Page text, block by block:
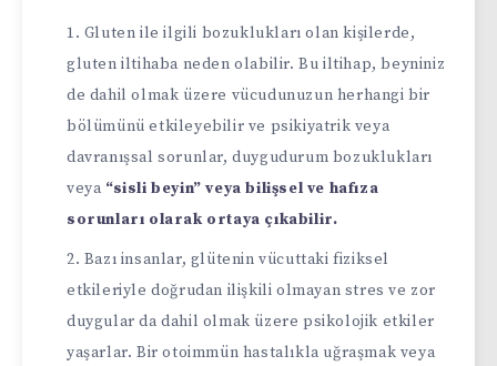
Gluten ile ilgili bozuklukları olan kişilerde,
gluten iltihaba neden olabilir. Bu iltihap, beyniniz
de dahil olmak üzere vücudunuzun herhangi bir
bölümünü etkileyebilir ve psikiyatrik veya
davranışsal sorunlar, duygudurum bozuklukları
veya “sisli beyin” veya bilişsel ve hafıza
sorunları olarak ortaya çıkabilir.
Bazı insanlar, glütenin vücuttaki fiziksel
etkileriyle doğrudan ilişkili olmayan stres ve zor
duygular da dahil olmak üzere psikolojik etkiler
yaşarlar. Bir otoimmün hastalıkla uğraşmak veya